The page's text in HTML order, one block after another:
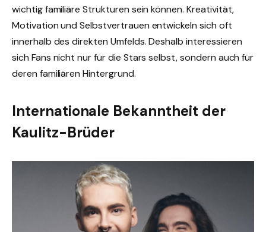
wichtig familiäre Strukturen sein können. Kreativität,
Motivation und Selbstvertrauen entwickeln sich oft
innerhalb des direkten Umfelds. Deshalb interessieren
sich Fans nicht nur für die Stars selbst, sondern auch für
deren familiären Hintergrund.
Internationale Bekanntheit der
Kaulitz-Brüder